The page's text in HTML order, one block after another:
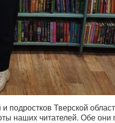
подростков Тверской
наших читателей. Обе они